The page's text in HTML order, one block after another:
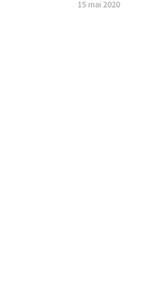
15 mai 2020